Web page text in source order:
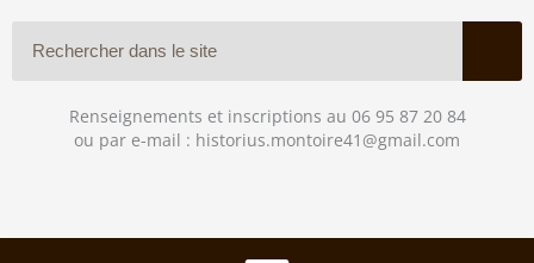
Renseignements et inscriptions au 06 95 87 20 84
ou par e-mail : historius.montoire41@gmail.com